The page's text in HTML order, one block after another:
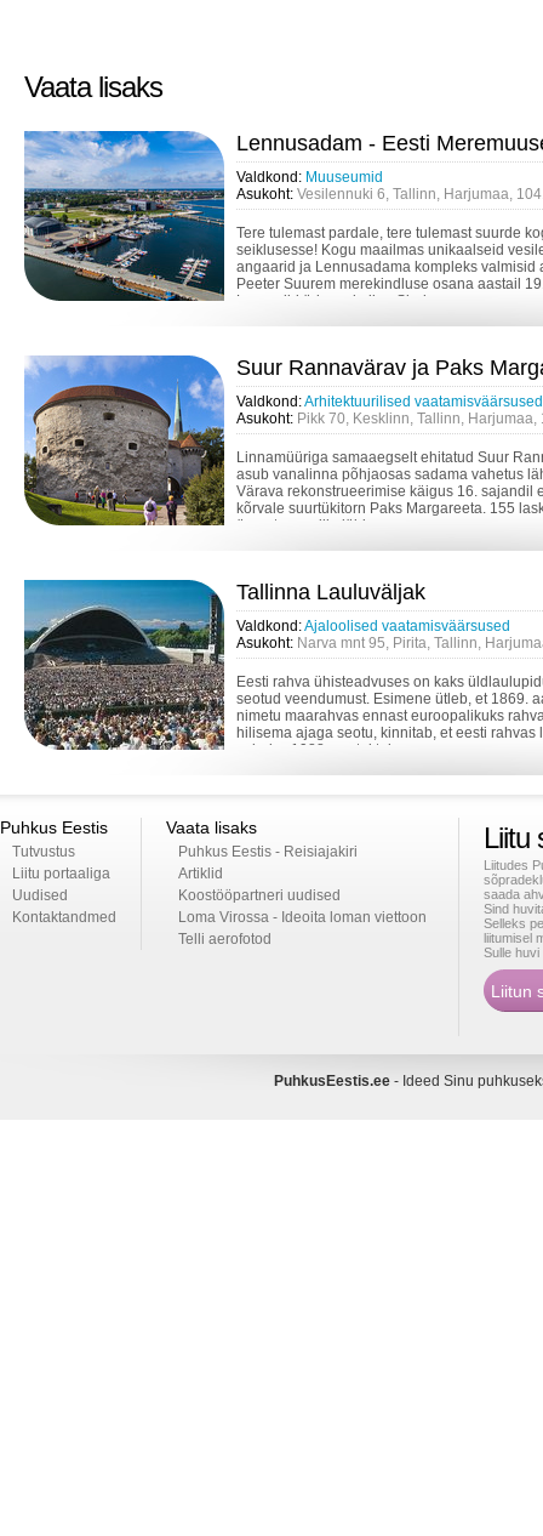
Vaata lisaks
Lennusadam - Eesti
Valdkond: Muuseumid
Asukoht: Vesilennuki 6, Tallinn, Harjumaa,
Tere tulemast pardale, tere tulemast suurde
seiklusesse! Kogu maailmas unikaalseid
angaarid ja Lennusadama kompleks valmisid
Peeter Suurem merekindluse osana aastail
Legendid ärkavad ellu - Sind...
Suur Rannavärav ja Paks
Valdkond:Arhitektuurilised vaatamisväärsused
Asukoht: Pikk 70, Kesklinn, Tallinn, Harjumaa,
Linnamüüriga samaaegselt ehitatud Suur
asub vanalinna põhjaosas sadama vahetus
Värava rekonstrueerimise käigus 16. sajandil
kõrvale suurtükitorn Paks Margareeta. 155
ümar torn, mille läbi...
Tallinna Lauluväljak
Valdkond:Ajaloolised vaatamisväärsused
Asukoht: Narva mnt 95, Pirita, Tallinn,
Eesti rahva ühisteadvuses on kaks
seotud veendumust. Esimene ütleb, et 1869.
nimetu maarahvas ennast euroopalikuks
hilisema ajaga seotu, kinnitab, et eesti rahvas
vabaks. 1988. aastal toimus...
Puhkus Eestis
Tutvustus
Liitu portaaliga
Uudised
Kontaktandmed
Vaata lisaks
Puhkus Eestis - Reisiajakiri
Artiklid
Koostööpartneri uudised
Loma Virossa - Ideoita loman viettoon
Telli aerofotod
Liitu
Liitudes
saada
Sind
Selleks
liitumisel
Sulle
PuhkusEestis.ee- Ideed Sinu